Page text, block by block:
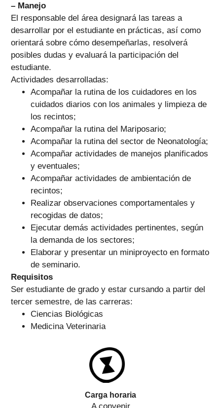
– Manejo
El responsable del área designará las tareas a
desarrollar por el estudiante en prácticas, así como
orientará sobre cómo desempeñarlas, resolverá
posibles dudas y evaluará la participación del
estudiante.
Actividades desarrolladas:
Acompañar la rutina de los cuidadores en los
cuidados diarios con los animales y limpieza de
los recintos;
Acompañar la rutina del Mariposario;
Acompañar la rutina del sector de Neonatología;
Acompañar actividades de manejos planificados
y eventuales;
Acompañar actividades de ambientación de
recintos;
Realizar observaciones comportamentales y
recogidas de datos;
Ejecutar demás actividades pertinentes, según
la demanda de los sectores;
Elaborar y presentar un miniproyecto en formato
de seminario.
Requisitos
Ser estudiante de grado y estar cursando a partir del
tercer semestre, de las carreras:
Ciencias Biológicas
Medicina Veterinaria
Carga horaria